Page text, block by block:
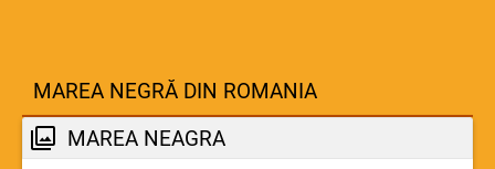
MAREA NEGRĂ DIN ROMANIA
MAREA NEAGRA